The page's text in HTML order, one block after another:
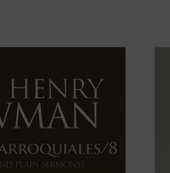
este último volumen
no
la primera edición de
que fueron incluidos